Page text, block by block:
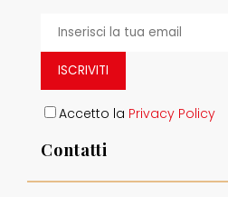
ISCRIVITI
Accetto la Privacy Policy
Contatti